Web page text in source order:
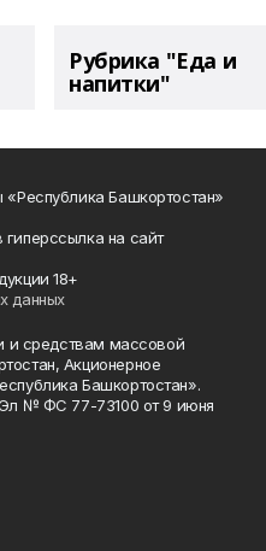
Рубрика "Еда и
напитки"
Башкортостан»
на сайт
18+
данных
и средствам массовой
Акционерное
Башкортостан».
№ ФС 77-73100 от 9 июня